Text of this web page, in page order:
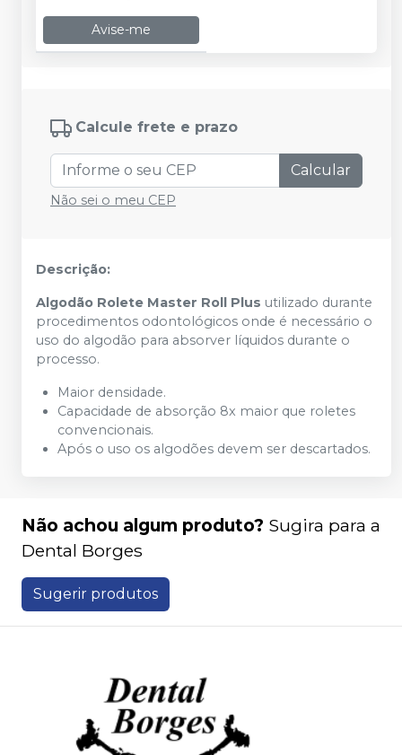
Avise-me
Calcule frete e prazo
Calcular
Não sei o meu CEP
Descrição:
Algodão Rolete Master Roll Plus utilizado durante
procedimentos odontológicos onde é necessário o
uso do algodão para absorver líquidos durante o
processo.
Maior densidade.
Capacidade de absorção 8x maior que roletes
convencionais.
Após o uso os algodões devem ser descartados.
Não achou algum produto? Sugira para a
Dental Borges
Sugerir produtos